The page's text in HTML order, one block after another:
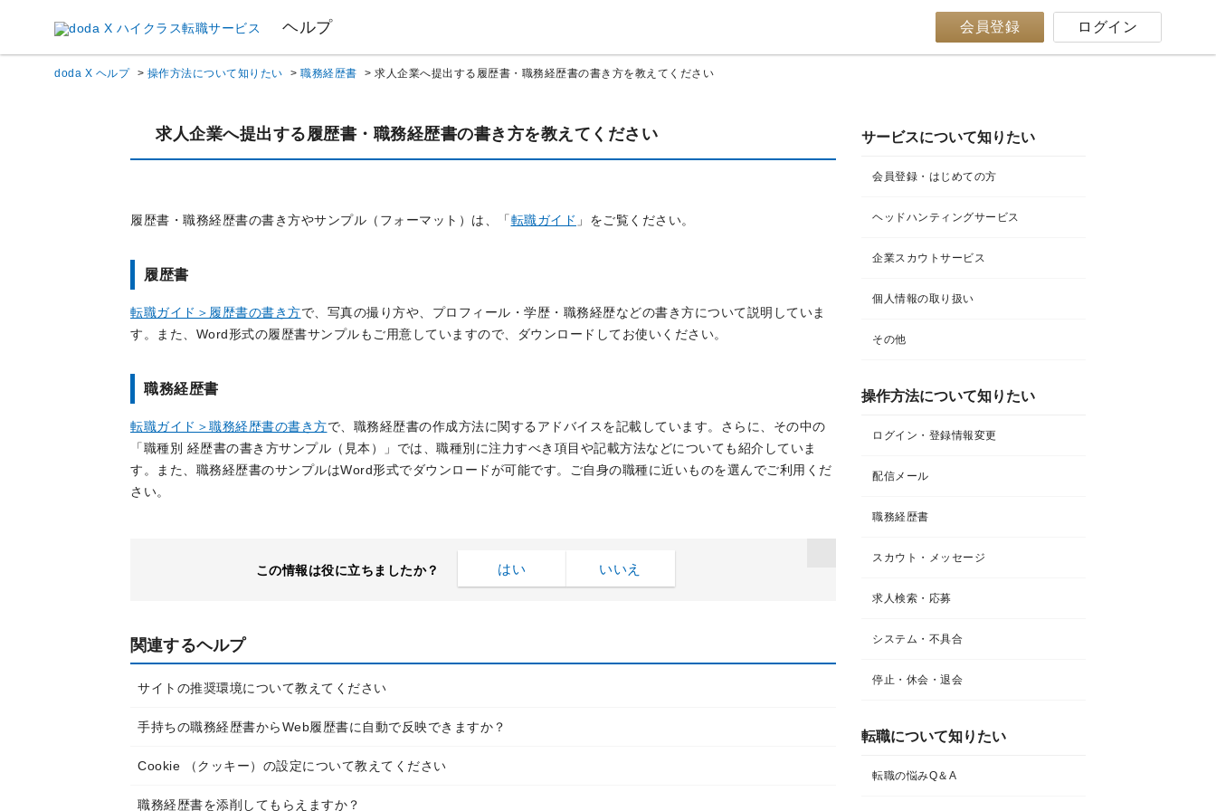
ヘルプ 会員登録 ログイン
doda X ヘルプ > 操作方法について知りたい > 職務経歴書 > 求人企業へ提出する履歴書・職務経歴書の書き方を教えてください
サービスについて知りたい
会員登録・はじめての方
ヘッドハンティングサービス
企業スカウトサービス
個人情報の取り扱い
その他
操作方法について知りたい
ログイン・登録情報変更
配信メール
職務経歴書
スカウト・メッセージ
求人検索・応募
システム・不具合
停止・休会・退会
転職について知りたい​
転職の悩みQ＆A​
求人企業へ提出する履歴書・職務経歴書の書き方を教えてください
履歴書・職務経歴書の書き方やサンプル（フォーマット）は、「転職ガイド 」をご覧ください。
履歴書
転職ガイド＞履歴書の書き方で、写真の撮り方や、プロフィール・学歴・職務経歴などの書き方について説明していま
す。また、Word形式の履歴書サンプルもご用意していますので、ダウンロードしてお使いください。
職務経歴書
転職ガイド＞職務経歴書の書き方で、職務経歴書の作成方法に関するアドバイスを記載しています。さらに、その中の
「職種別 経歴書の書き方サンプル（見本）」では、職種別に注力すべき項目や記載方法などについても紹介していま
す。また、職務経歴書のサンプルはWord形式でダウンロードが可能です。ご自身の職種に近いものを選んでご利用くだ
さい。
この情報は役に立ちましたか？ はい いいえ
関連するヘルプ
サイトの推奨環境について教えてください
手持ちの職務経歴書からWeb履歴書に自動で反映できますか？
Cookie （クッキー）の設定について教えてください
職務経歴書を添削してもらえますか？